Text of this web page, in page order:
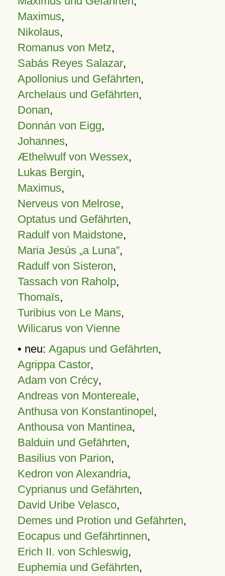
Maximus,
Nikolaus,
Romanus von Metz,
Sabás Reyes Salazar,
Apollonius und Gefährten,
Archelaus und Gefährten,
Donan,
Donnán von Eigg,
Johannes,
Æthelwulf von Wessex,
Lukas Bergin,
Maximus,
Nerveus von Melrose,
Optatus und Gefährten,
Radulf von Maidstone,
Maria Jesús „a Luna”,
Radulf von Sisteron,
Tassach von Raholp,
Thomaïs,
Turibius von Le Mans,
Wilicarus von Vienne
• neu: Agapus und Gefährten,
Agrippa Castor,
Adam von Crécy,
Andreas von Montereale,
Anthusa von Konstantinopel,
Anthousa von Mantinea,
Balduin und Gefährten,
Basilius von Parion,
Kedron von Alexandria,
Cyprianus und Gefährten,
David Uribe Velasco,
Demes und Protion und Gefährten,
Eocapus und Gefährtinnen,
Erich II. von Schleswig,
Euphemia und Gefährten,